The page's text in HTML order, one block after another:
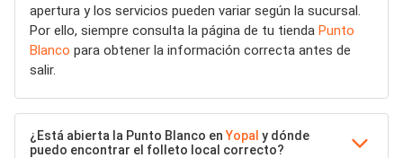
apertura y los servicios pueden variar según la sucursal.
Por ello, siempre consulta la página de tu tienda Punto
Blanco para obtener la información correcta antes de
salir.
¿Está abierta la Punto Blanco enYopal y dónde
puedo encontrar el folleto local correcto?